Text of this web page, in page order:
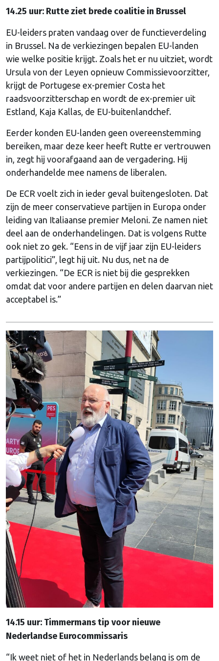
14.25 uur: Rutte ziet brede coalitie in Brussel
EU-leiders praten vandaag over de functieverdeling
in Brussel. Na de verkiezingen bepalen EU-landen
wie welke positie krijgt. Zoals het er nu uitziet, wordt
Ursula von der Leyen opnieuw Commissievoorzitter,
krijgt de Portugese ex-premier Costa het
raadsvoorzitterschap en wordt de ex-premier uit
Estland, Kaja Kallas, de EU-buitenlandchef.
Eerder konden EU-landen geen overeenstemming
bereiken, maar deze keer heeft Rutte er vertrouwen
in, zegt hij voorafgaand aan de vergadering. Hij
onderhandelde mee namens de liberalen.
De ECR voelt zich in ieder geval buitengesloten. Dat
zijn de meer conservatieve partijen in Europa onder
leiding van Italiaanse premier Meloni. Ze namen niet
deel aan de onderhandelingen. Dat is volgens Rutte
ook niet zo gek. “Eens in de vijf jaar zijn EU-leiders
partijpolitici”, legt hij uit. Nu dus, net na de
verkiezingen. “De ECR is niet bij die gesprekken
omdat dat voor andere partijen en delen daarvan niet
acceptabel is.”
14.15 uur: Timmermans tip voor nieuwe
Nederlandse Eurocommissaris
“Ik weet niet of het in Nederlands belang is om de